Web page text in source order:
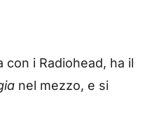
i Radiohead, ha il
nel mezzo, e si